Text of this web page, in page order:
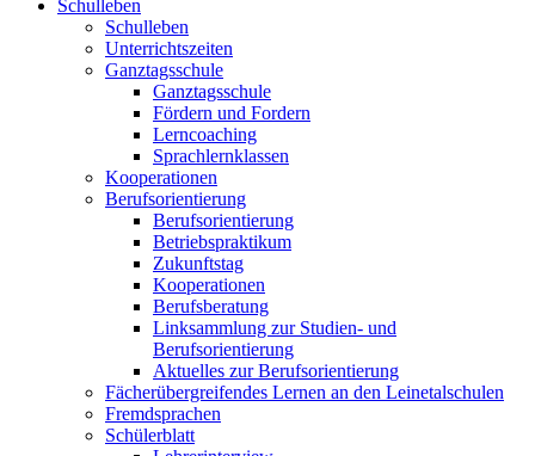
Schulleben
Schulleben
Unterrichtszeiten
Ganztagsschule
Ganztagsschule
Fördern und Fordern
Lerncoaching
Sprachlernklassen
Kooperationen
Berufsorientierung
Berufsorientierung
Betriebspraktikum
Zukunftstag
Kooperationen
Berufsberatung
Linksammlung zur Studien- und
Berufsorientierung
Aktuelles zur Berufsorientierung
Fächerübergreifendes Lernen an den Leinetalschulen
Fremdsprachen
Schülerblatt